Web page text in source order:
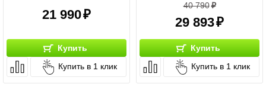
21 990
Купить
Купить в 1 клик
40 790
29 893
Купить
Купить в 1 клик